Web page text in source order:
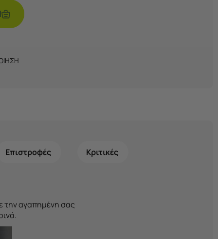
Επιστροφές Κριτικές
την αγαπημένη σας